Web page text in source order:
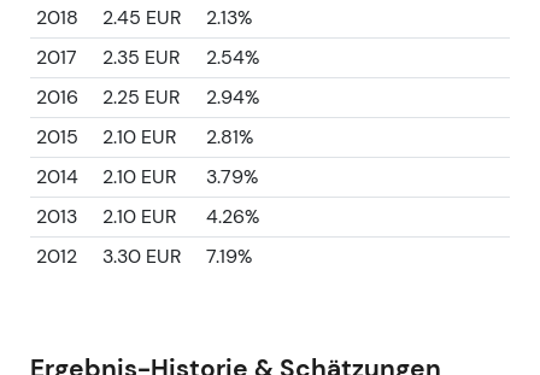
2018
2.45 EUR
2.13%
2017
2.35 EUR
2.54%
2016
2.25 EUR
2.94%
2015
2.10 EUR
2.81%
2014
2.10 EUR
3.79%
2013
2.10 EUR
4.26%
2012
3.30 EUR 7.19%